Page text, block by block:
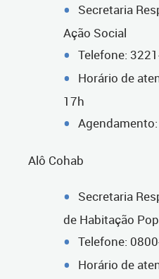
Secretaria
Ação Social
Telefone:
Horário de
17h
Alô Cohab
Secretaria
de Habitação
Telefone:
Horário de